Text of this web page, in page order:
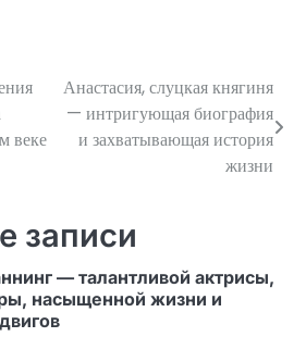
веке
Анастасия, слуцкая княгиня
— интригующая биография
и захватывающая история
жизни
записи
— талантливой актрисы,
насыщенной жизни и